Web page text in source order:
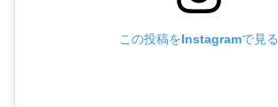
この投稿をInstagramで見る